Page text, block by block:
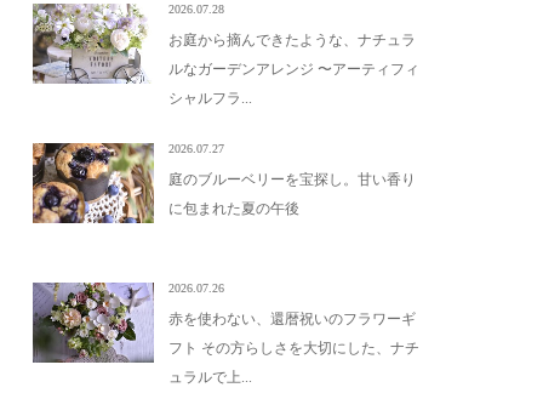
2026.07.28
お庭から摘んできたような、ナチュラ
ルなガーデンアレンジ 〜アーティフィ
シャルフラ...
2026.07.27
庭のブルーベリーを宝探し。甘い香り
に包まれた夏の午後
2026.07.26
赤を使わない、還暦祝いのフラワーギ
フト その方らしさを大切にした、ナチ
ュラルで上...